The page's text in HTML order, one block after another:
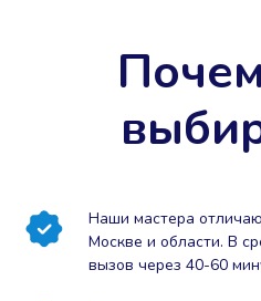
Наши мастера
Москве и области. В
вызов через 40-60